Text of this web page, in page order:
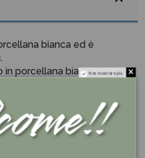
bianca ed è
porcellana bianca,
elegante e raffinata
in rilievo decorando la
allo stesso tempo
al design complessivo.
bianca e fiori azzurri crea
conferendo
Non mostrare più.